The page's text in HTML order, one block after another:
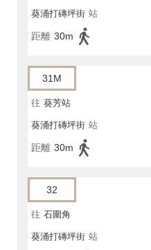
葵涌打磚坪街 站
距離 30m
31M
往 葵芳站
葵涌打磚坪街 站
距離 30m
32
往 石圍角
葵涌打磚坪街 站